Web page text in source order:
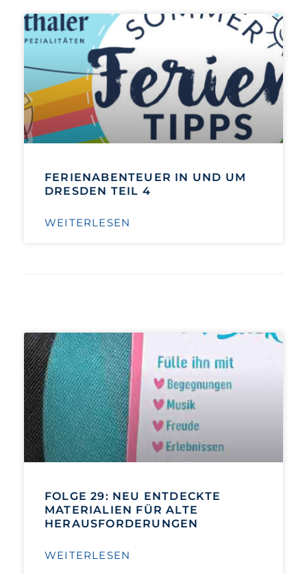
FERIENABENTEUER IN UND UM
DRESDEN TEIL 4
WEITERLESEN
FOLGE 29: NEU ENTDECKTE
MATERIALIEN FÜR ALTE
HERAUSFORDERUNGEN
WEITERLESEN